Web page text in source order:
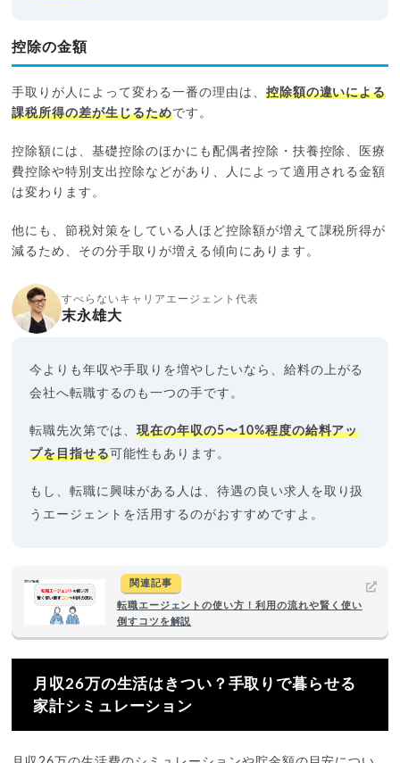
控除の金額
手取りが人によって変わる一番の理由は、 控除額の違いによる
課税所得の差が生じるためです。
控除額には、基礎控除のほかにも配偶者控除・扶養控除、医療
費控除や特別支出控除などがあり、人によって適用される金額
は変わります。
他にも、節税対策をしている人ほど控除額が増えて課税所得が
減るため、その分手取りが増える傾向にあります。
すべらないキャリアエージェント代表
末永雄大
今よりも年収や手取りを増やしたいなら、給料の上がる
会社へ転職するのも一つの手です。
転職先次第では、現在の年収の5〜10%程度の給料アッ
プを目指せる可能性もあります。
もし、転職に興味がある人は、待遇の良い求人を取り扱
うエージェントを活用するのがおすすめですよ。
関連記事
転職エージェントの使い方！利用の流れや賢く使い
倒すコツを解説
月収26万の生活はきつい？手取りで暮らせる
家計シミュレーション